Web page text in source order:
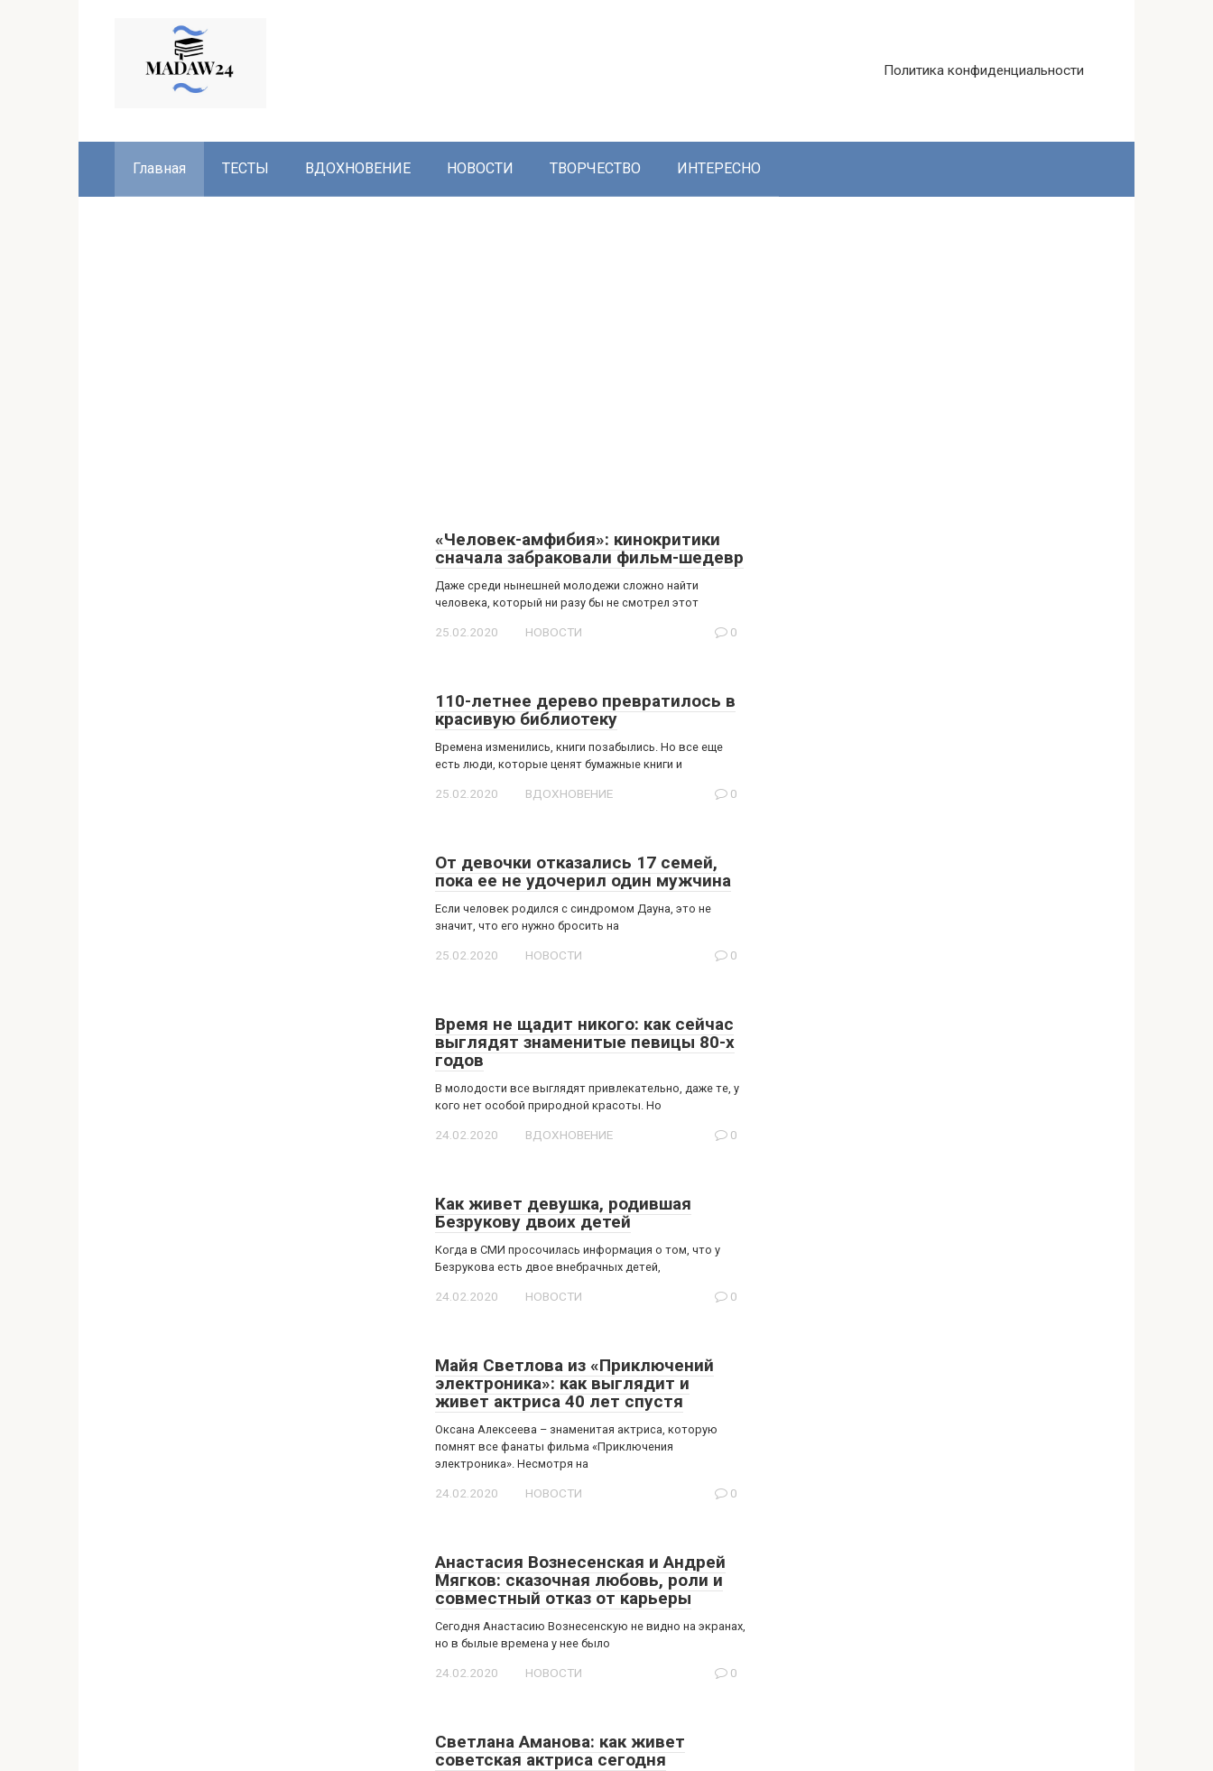
Политика конфиденциальности
Главная ТЕСТЫ ВДОХНОВЕНИЕ НОВОСТИ ТВОРЧЕСТВО ИНТЕРЕСНО
«Человек-амфибия»: кинокритики
сначала забраковали фильм-шедевр
Даже среди нынешней молодежи сложно найти
человека, который ни разу бы не смотрел этот
25.02.2020 НОВОСТИ 0
110-летнее дерево превратилось в
красивую библиотеку
Времена изменились, книги позабылись. Но все еще
есть люди, которые ценят бумажные книги и
25.02.2020 ВДОХНОВЕНИЕ 0
От девочки отказались 17 семей,
пока ее не удочерил один мужчина
Если человек родился с синдромом Дауна, это не
значит, что его нужно бросить на
25.02.2020 НОВОСТИ 0
Время не щадит никого: как сейчас
выглядят знаменитые певицы 80-x
годов
В молодости все выглядят привлекательно, даже те, у
кого нет особой природной красоты. Но
24.02.2020 ВДОХНОВЕНИЕ 0
Как живет девушка, родившая
Безрукову двоих детей
Когда в СМИ просочилась информация о том, что у
Безрукова есть двое внебрачных детей,
24.02.2020 НОВОСТИ 0
Майя Светлова из «Приключений
электроника»: как выглядит и
живет актриса 40 лет спустя
Оксана Алексеева – знаменитая актриса, которую
помнят все фанаты фильма «Приключения
электроника». Несмотря на
24.02.2020 НОВОСТИ 0
Анастасия Вознесенская и Андрей
Мягков: сказочная любовь, роли и
совместный отказ от карьеры
Сегодня Анастасию Вознесенскую не видно на экранах,
но в былые времена у нее было
24.02.2020 НОВОСТИ 0
Светлана Аманова: как живет
советская актриса сегодня